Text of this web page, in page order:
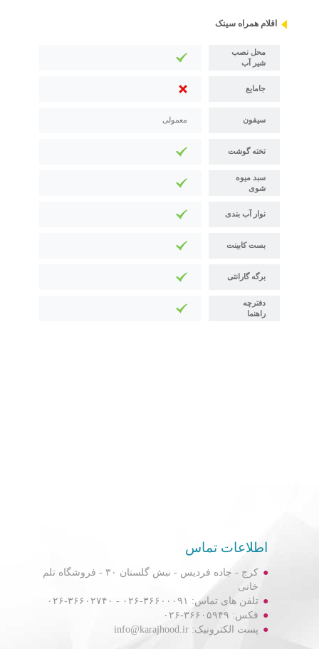
اقلام همراه سینک
محل نصب
شیر آب
جامایع
سیفون معمولی
تخته گوشت
سبد میوه
شوی
نوار آب بندی
بست کابینت
برگه گارانتی
دفترچه
راهنما
اطلاعات تماس
کرج - جاده فردیس - نبش گلستان ۳۰ - فروشگاه تلم
خانی
تلفن های تماس: ۳۶۶۰۰۰۹۱-۰۲۶ - ۳۶۶۰۲۷۴۰-۰۲۶
فکس: ۳۶۶۰۵۹۴۹-۰۲۶
پست الکترونیک: info@karajhood.ir